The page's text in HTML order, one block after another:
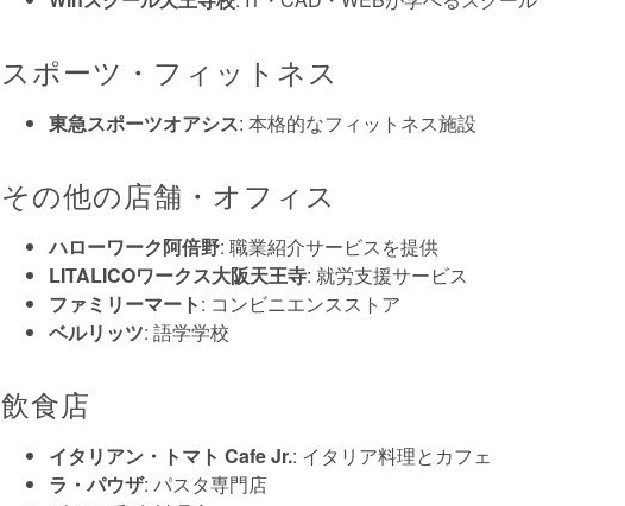
スポーツ・フィットネス
東急スポーツオアシス: 本格的なフィットネス施設
その他の店舗・オフィス
ハローワーク阿倍野: 職業紹介サービスを提供
LITALICOワークス大阪天王寺: 就労支援サービス
ファミリーマート: コンビニエンスストア
ベルリッツ: 語学学校
飲食店
イタリアン・トマト Cafe Jr.: イタリア料理とカフェ
ラ・パウザ: パスタ専門店